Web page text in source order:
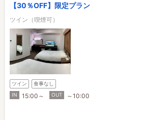
【30％OFF】限定プラン
ツイン（喫煙可）
ツイン
食事なし
IN
15:00～ OUT ～10:00